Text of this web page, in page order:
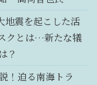
地震を起こした活
クとは…新たな犠
？
！迫る南海トラ